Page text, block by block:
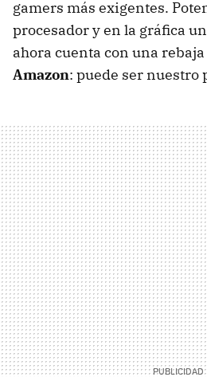
gamers más exigentes.
procesador y en la gráfica
ahora cuenta con una
Amazon: puede ser nuestro